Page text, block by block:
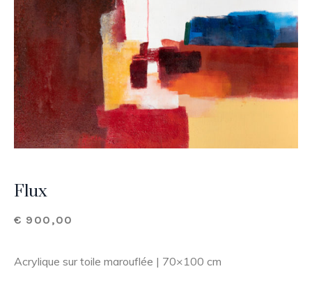
Flux
€ 900,00
Acrylique sur toile marouflée | 70×100 cm